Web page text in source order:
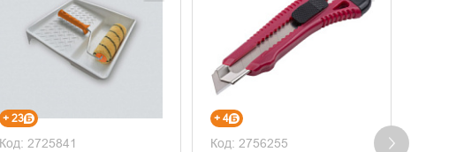
+ 23
Код: 2725841
+ 4
Код: 2756255